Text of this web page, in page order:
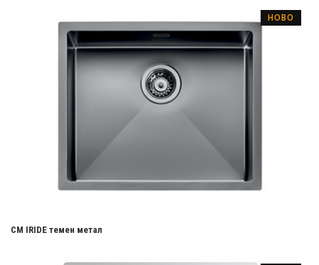
НОВО
CM IRIDE темен метал